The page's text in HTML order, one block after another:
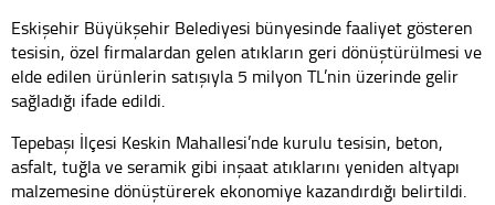
Eskişehir Büyükşehir Belediyesi bünyesinde faaliyet gösteren
tesisin, özel firmalardan gelen atıkların geri dönüştürülmesi ve
elde edilen ürünlerin satışıyla 5 milyon TL’nin üzerinde gelir
sağladığı ifade edildi.
Tepebaşı İlçesi Keskin Mahallesi’nde kurulu tesisin, beton,
asfalt, tuğla ve seramik gibi inşaat atıklarını yeniden altyapı
malzemesine dönüştürerek ekonomiye kazandırdığı belirtildi.